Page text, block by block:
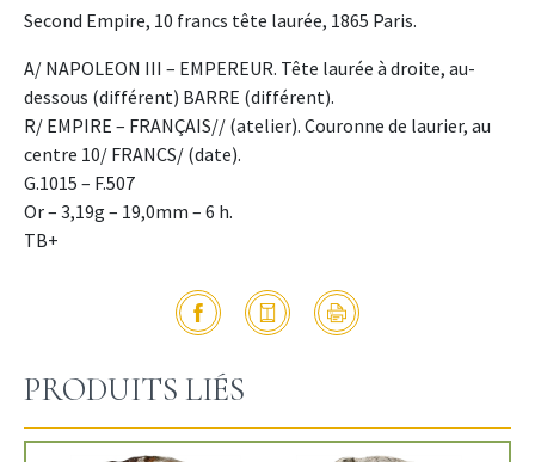
Second Empire, 10 francs tête laurée, 1865 Paris.
A/ NAPOLEON III – EMPEREUR. Tête laurée à droite, au-
dessous (différent) BARRE (différent).
R/ EMPIRE – FRANÇAIS// (atelier). Couronne de laurier, au
centre 10/ FRANCS/ (date).
G.1015 – F.507
Or – 3,19g – 19,0mm – 6 h.
TB+
PRODUITS LIÉS